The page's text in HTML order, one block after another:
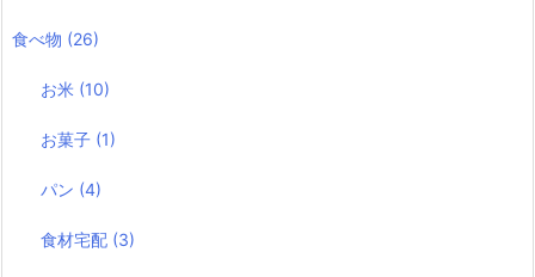
食べ物 (26)
お米 (10)
お菓子 (1)
パン (4)
食材宅配 (3)